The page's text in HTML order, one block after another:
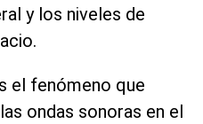
y los niveles de
el fenómeno que
ondas sonoras en el